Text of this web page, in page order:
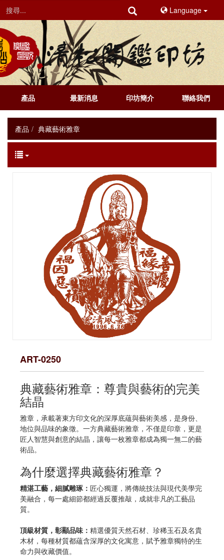
Language
產品 最新消息 印坊簡介 聯絡我們
產品 典藏藝術雅章
ART-0250
典藏藝術雅章：尊貴與藝術的完美
結晶
雅章，承載著東方印文化的深厚底蘊與藝術美感，是身份、
地位與品味的象徵。一方典藏藝術雅章，不僅是印章，更是
匠人智慧與創意的結晶，讓每一枚雅章都成為獨一無二的藝
術品。
為什麼選擇典藏藝術雅章？
精湛工藝，細膩雕琢： 匠心獨運，將傳統技法與現代美學完
美融合，每一處細節都經過反覆推敲，成就非凡的工藝品
質。
頂級材質，彰顯品味： 精選優質天然石材、珍稀玉石及名貴
木材，每種材質都蘊含深厚的文化寓意，賦予雅章獨特的生
命力與收藏價值。